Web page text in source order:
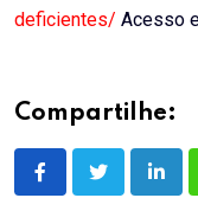
deficientes/ Acesso
Compartilhe: